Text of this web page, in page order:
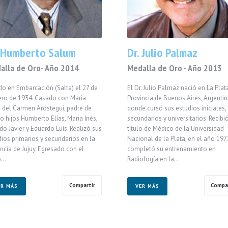
Salum
de Oro- Año 2014
en Embarcación (Salta) el 27 de
de 1934. Casado con Maria
del Carmen Aróstegui, padre de
hijos Humberto Elías, Maria Inés,
Javier y Eduardo Luís. Realizó sus
primarios y secundarios en la
de Jujuy. Egresado con el
MÁS Compartir
Dr. Julio Palmaz
Medalla de Oro - Año 2013
El Dr. Julio Palmaz nació en La
Provincia de Buenos Aires,
donde cursó sus estudios iniciales,
secundarios y universitarios.
título de Médico de la Universidad
Nacional de la Plata, en el año
completó su entrenamiento en
Radiología en la…
VER MÁS